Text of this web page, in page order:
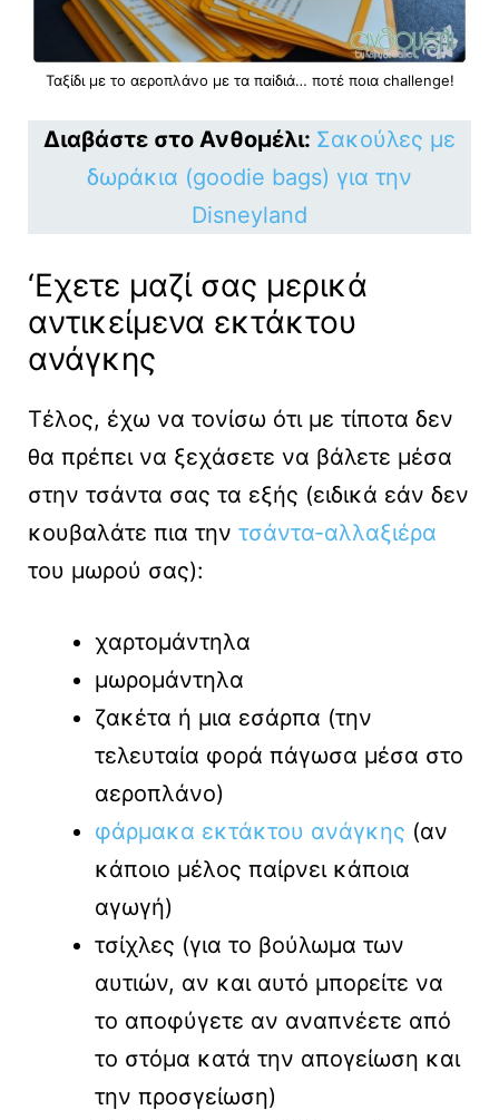
Ταξίδι με το αεροπλάνο με τα παiδιά… ποτέ ποια challenge!
Διαβάστε στο Ανθομέλι: Σακούλες με
δωράκια (goodie bags) για την
Disneyland
‘Εχετε μαζί σας μερικά
αντικείμενα εκτάκτου
ανάγκης
Τέλος, έχω να τονίσω ότι με τίποτα δεν
θα πρέπει να ξεχάσετε να βάλετε μέσα
στην τσάντα σας τα εξής (ειδικά εάν δεν
κουβαλάτε πια την τσάντα-αλλαξιέρα
του μωρού σας):
χαρτομάντηλα
μωρομάντηλα
ζακέτα ή μια εσάρπα (την
τελευταία φορά πάγωσα μέσα στο
αεροπλάνο)
φάρμακα εκτάκτου ανάγκης (αν
κάποιο μέλος παίρνει κάποια
αγωγή)
τσίχλες (για το βούλωμα των
αυτιών, αν και αυτό μπορείτε να
το αποφύγετε αν αναπνέετε από
το στόμα κατά την απογείωση και
την προσγείωση)